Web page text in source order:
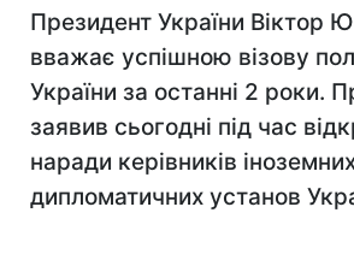
Президент України Віктор
вважає успішною візову
України за останні 2 роки.
заявив сьогодні під час
наради керівників
дипломатичних установ